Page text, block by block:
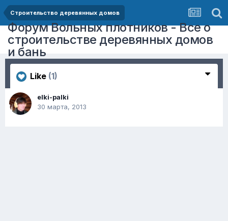
Строительство деревянных домов
Форум Вольных плотников - Все о
строительстве деревянных домов
и бань
Like (1)
elki-palki
30 марта, 2013